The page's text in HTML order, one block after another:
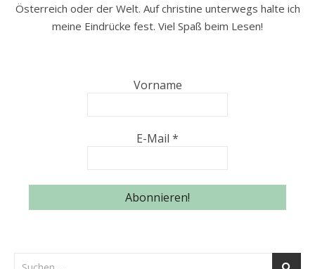
Österreich oder der Welt. Auf christine unterwegs halte ich
meine Eindrücke fest. Viel Spaß beim Lesen!
Vorname
E-Mail *